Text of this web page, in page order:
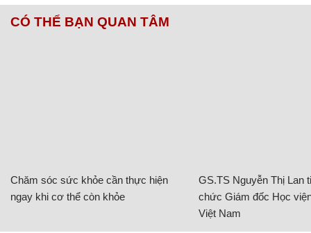
CÓ THỂ BẠN QUAN TÂM
Chăm sóc sức khỏe cần thực hiện
ngay khi cơ thể còn khỏe
GS.TS Nguyễn Thị Lan
chức Giám đốc Học
Việt Nam